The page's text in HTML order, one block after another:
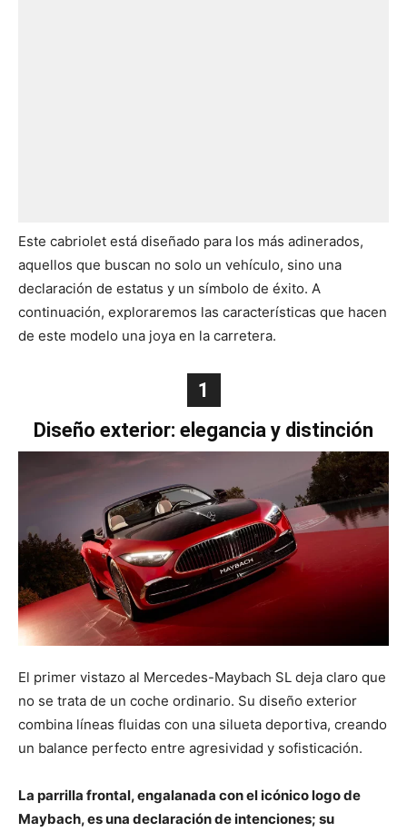
Este cabriolet está diseñado para los más adinerados,
aquellos que buscan no solo un vehículo, sino una
declaración de estatus y un símbolo de éxito. A
continuación, exploraremos las características que hacen
de este modelo una joya en la carretera.
1
Diseño exterior: elegancia y distinción
El primer vistazo al Mercedes-Maybach SL deja claro que
no se trata de un coche ordinario. Su diseño exterior
combina líneas fluidas con una silueta deportiva, creando
un balance perfecto entre agresividad y sofisticación.
La parrilla frontal, engalanada con el icónico logo de
Maybach, es una declaración de intenciones; su